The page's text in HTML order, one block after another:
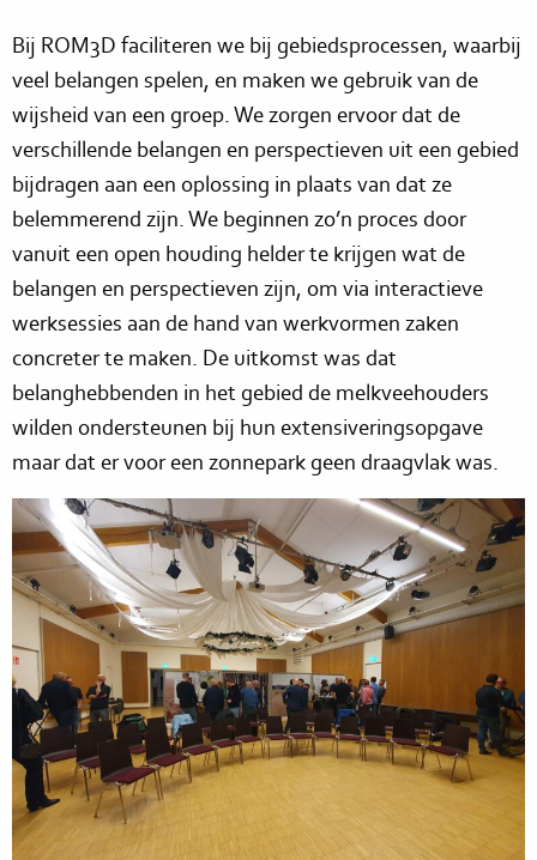
Bij ROM3D faciliteren we bij gebiedsprocessen, waarbij
veel belangen spelen, en maken we gebruik van de
wijsheid van een groep. We zorgen ervoor dat de
verschillende belangen en perspectieven uit een gebied
bijdragen aan een oplossing in plaats van dat ze
belemmerend zijn. We beginnen zo’n proces door
vanuit een open houding helder te krijgen wat de
belangen en perspectieven zijn, om via interactieve
werksessies aan de hand van werkvormen zaken
concreter te maken. De uitkomst was dat
belanghebbenden in het gebied de melkveehouders
wilden ondersteunen bij hun extensiveringsopgave
maar dat er voor een zonnepark geen draagvlak was.